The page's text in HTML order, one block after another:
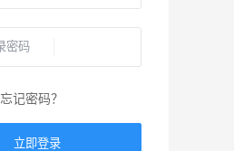
忘记密码？
立即登录